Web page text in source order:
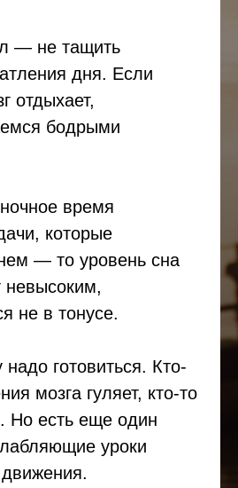
— не тащить
дня. Если
отдыхает,
бодрыми
время
которые
— то уровень сна
невысоким,
не в тонусе.
готовиться. Кто-
мозга гуляет, кто-то
Но есть еще один
уроки
движения.